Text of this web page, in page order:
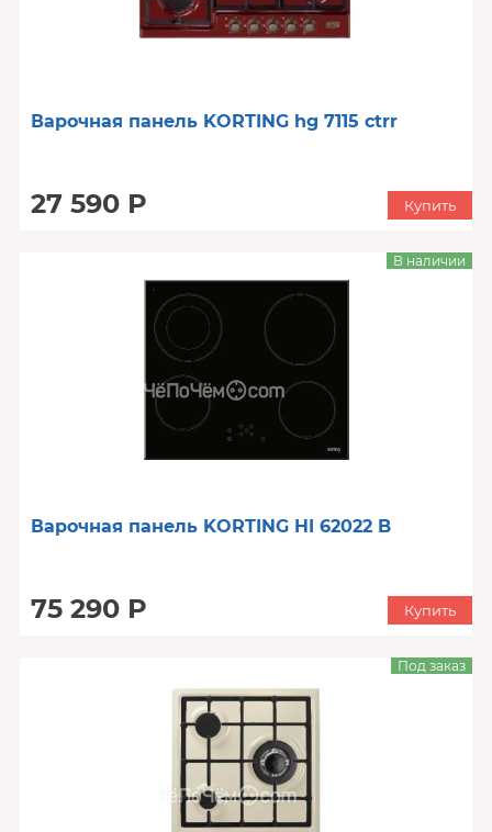
Варочная панель KORTING hg 7115 ctrr
27 590 Р Купить
Варочная панель KORTING HI 62022 B
75 290 Р
В наличии
Купить
Под заказ